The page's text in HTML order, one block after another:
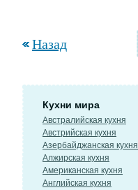
Назад
Кухни мира
Австралийская кухня
Австрийская кухня
Азербайджанская кухня
Алжирская кухня
Американская кухня
Английская кухня